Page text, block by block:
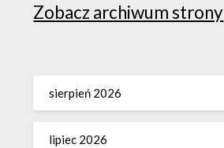
Zobacz archiwum strony
sierpień 2026
lipiec 2026